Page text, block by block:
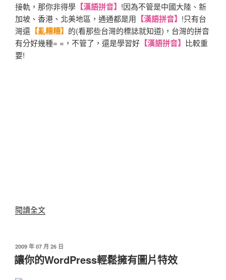
接軌，那你非得學 【漢語拼音】 !因為不管是中國大陸、新
加坡、香港、北美地區，通通都是用 【漢語拼音】 !只有台
灣還 【亂糟糟】 的(看那些台灣的標誌就知道)，台灣的拼音
有分好幾種= =，不管了，還是學習好 【漢語拼音】 比較重
要!
閱讀全文〈注
拼
音，
發
佈
於
2009 年 07 月 26 日
讓你的WordPress輕鬆擁有圖片特效